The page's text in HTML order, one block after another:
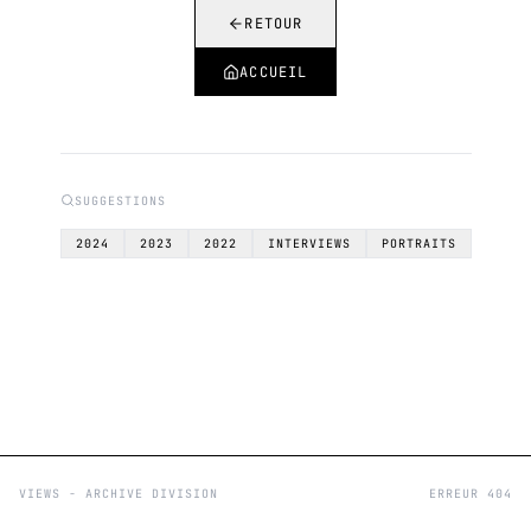
RETOUR
ACCUEIL
SUGGESTIONS
2024 2023 2022 INTERVIEWS PORTRAITS
VIEWS - ARCHIVE DIVISION ERREUR 404